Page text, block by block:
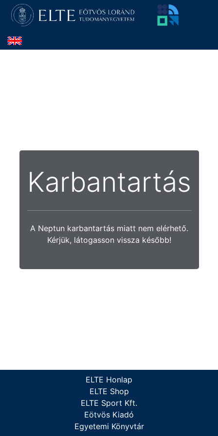
Karbantartás
A Neptun karbantartás miatt nem elérhető.
Kérjük, látogasson vissza később!
ELTE Honlap
ELTE Shop
ELTE Sport Kft.
Eötvös Kiadó
Egyetemi Könyvtár